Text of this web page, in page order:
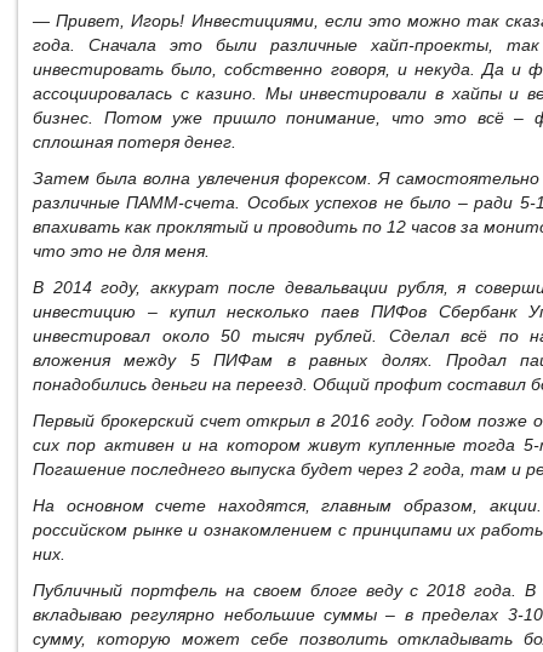
— Привет, Игорь! Инвестициями, если это можно так
года. Сначала это были различные хайп-проекты,
инвестировать было, собственно говоря, и некуда. Да и
ассоциировалась с казино. Мы инвестировали в хайпы и
бизнес. Потом уже пришло понимание, что это всё –
сплошная потеря денег.
Затем была волна увлечения форексом. Я
различные ПАММ-счета. Особых успехов не было – ради 5-
впахивать как проклятый и проводить по 12 часов за
что это не для меня.
В 2014 году, аккурат после девальвации рубля, я
инвестицию – купил несколько паев ПИФов Сбербанк
инвестировал около 50 тысяч рублей. Сделал всё по
вложения между 5 ПИФам в равных долях. Продал
понадобились деньги на переезд. Общий профит составил
Первый брокерский счет открыл в 2016 году. Годом
сих пор активен и на котором живут купленные тогда
Погашение последнего выпуска будет через 2 года, там и
На основном счете находятся, главным образом,
российском рынке и ознакомлением с принципами их
них.
Публичный портфель на своем блоге веду с 2018 года. В
вкладываю регулярно небольшие суммы – в пределах 3-
сумму, которую может себе позволить откладывать